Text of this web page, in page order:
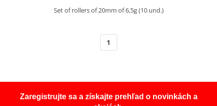
Set of rollers of 20mm of 6,5g (10 und.)
1
Zaregistrujte sa a získajte prehľad o novinkách a